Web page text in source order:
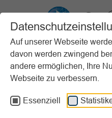
Auf unserer Webseite
davon werden zwingend
andere ermöglichen, Ihre
Webseite zu verbessern.
Essenziell
Startseite Vereinsmanagement
Zuwendungsrecht
Rechtliche
Vorlesen
Informationen zum